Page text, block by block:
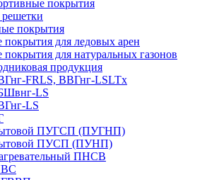
покрытия
покрытия
для ледовых арен
для натуральных газонов
продукция
FRLS, ВВГнг-LSLTx
LS
LS
ПУГСП (ПУГНП)
ПУСП (ПУНП)
ПНСВ